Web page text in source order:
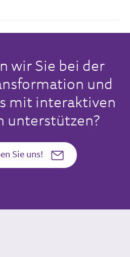
wir Sie bei der
und
mit interaktiven
unterstützen?
Sie uns!